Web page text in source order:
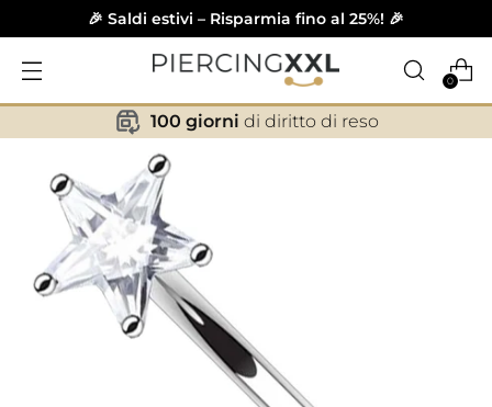
🎉 Saldi estivi – Risparmia fino al 25%! 🎉
0
✕
100 giorni di diritto di reso